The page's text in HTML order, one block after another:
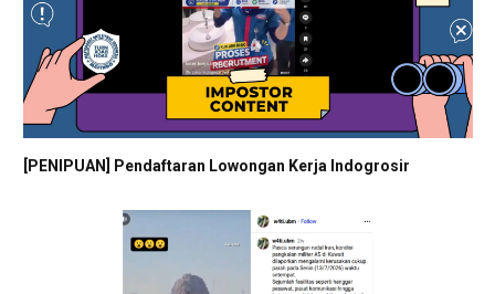
[PENIPUAN] Pendaftaran Lowongan Kerja Indogrosir